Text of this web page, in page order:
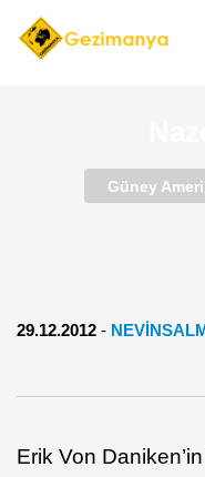
Güney
29.12.2012 -
Erik Von Daniken’in